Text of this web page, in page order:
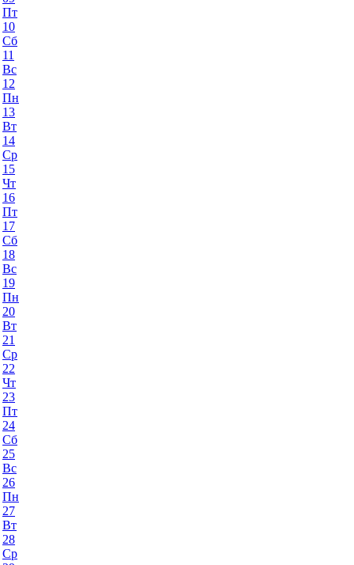
Пт
10
Сб
11
Вс
12
Пн
13
Вт
14
Ср
15
Чт
16
Пт
17
Сб
18
Вс
19
Пн
20
Вт
21
Ср
22
Чт
23
Пт
24
Сб
25
Вс
26
Пн
27
Вт
28
Ср